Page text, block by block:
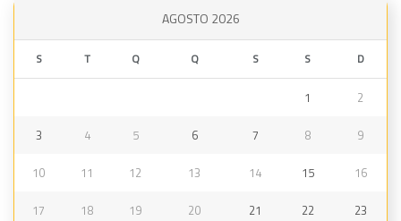
AGOSTO 2026
S T Q Q S S D
1 2
3 4 5 6 7 8 9
10 11 12 13 14 15 16
17 18 19 20 21 22 23